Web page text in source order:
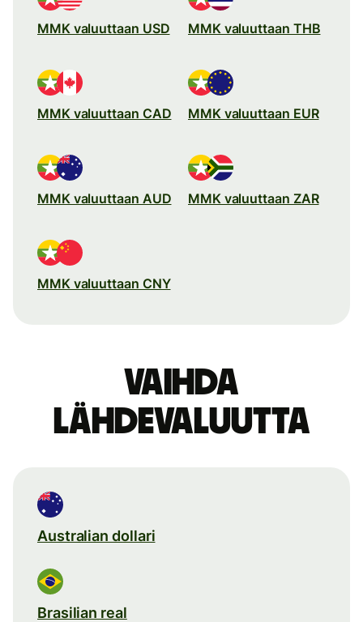
MMK valuuttaan USD MMK valuuttaan THB
MMK valuuttaan CAD MMK valuuttaan EUR
MMK valuuttaan AUD MMK valuuttaan ZAR
MMK valuuttaan CNY
Vaihda
lähdevaluutta
Australian dollari
Brasilian real